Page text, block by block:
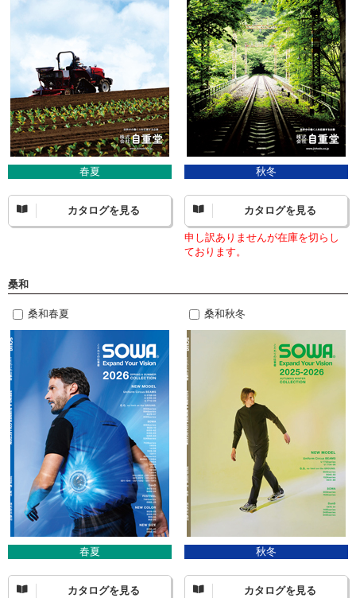
春夏
カタログを見る
秋冬
カタログを見る
申し訳ありませんが在庫を切らし
ております。
桑和
桑和春夏
春夏
カタログを見る
桑和秋冬
秋冬
カタログを見る